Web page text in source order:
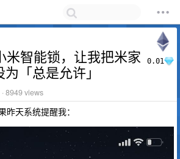
0.01
米智能锁，让我把米家
「总是允许」
8949 views
昨天系统提醒我：